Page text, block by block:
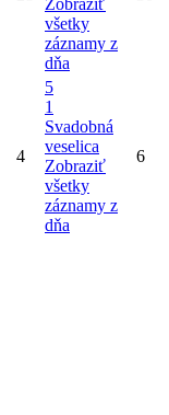
Zobraziť
všetky
záznamy z
dňa
4
5
1
Svadobná
veselica
Zobraziť
všetky
záznamy z
dňa
6